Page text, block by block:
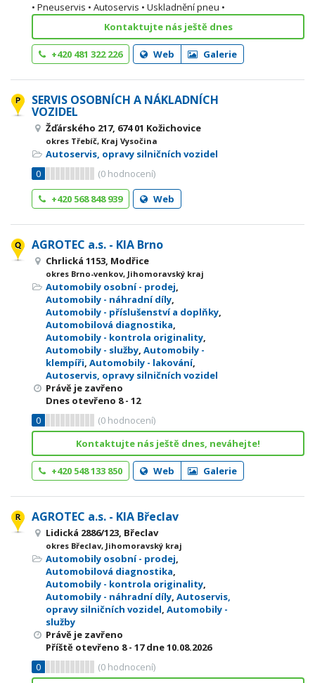
• Pneuservis • Autoservis • Uskladnění pneu •
Kontaktujte nás ještě dnes
+420 481 322 226 Web Galerie
SERVIS OSOBNÍCH A NÁKLADNÍCH
VOZIDEL
Žďárského 217, 674 01 Kožichovice
okres Třebíč, Kraj Vysočina
Autoservis, opravy silničních vozidel
0
(0 hodnocení)
+420 568 848 939
Web
AGROTEC a.s. - KIA Brno
Chrlická 1153, Modřice
okres Brno-venkov, Jihomoravský kraj
Automobily osobní - prodej,
Automobily - náhradní díly,
Automobily - příslušenství a doplňky,
Automobilová diagnostika,
Automobily - kontrola originality,
Automobily - služby, Automobily -
klempíři, Automobily - lakování,
Autoservis, opravy silničních vozidel
Právě je zavřeno
Dnes otevřeno 8 - 12
0
(0 hodnocení)
Kontaktujte nás ještě dnes, neváhejte!
+420 548 133 850 Web Galerie
AGROTEC a.s. - KIA Břeclav
Lidická 2886/123, Břeclav
okres Břeclav, Jihomoravský kraj
Automobily osobní - prodej,
Automobilová diagnostika,
Automobily - kontrola originality,
Automobily - náhradní díly, Autoservis,
opravy silničních vozidel, Automobily -
služby
Právě je zavřeno
Příště otevřeno 8 - 17dne 10.08.2026
0
(0 hodnocení)